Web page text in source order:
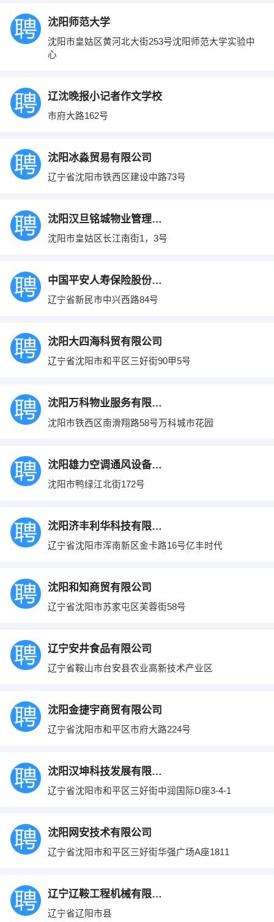
沈阳师范大学
沈阳市皇姑区黄河北大街253号沈阳师范大学实验中
心
辽沈晚报小记者作文学校
市府大路162号
沈阳冰淼贸易有限公司
辽宁省沈阳市铁西区建设中路73号
沈阳汉旦铭城物业管理有限公司
沈阳市皇姑区长江南街1，3号
中国平安人寿保险股份有限公司
辽宁省新民市中兴西路84号
沈阳大四海科贸有限公司
辽宁省沈阳市和平区三好街90甲5号
沈阳万科物业服务有限公司
沈阳市铁西区南滑翔路58号万科城市花园
沈阳雄力空调通风设备公司
沈阳市鸭绿江北街172号
沈阳济丰利华科技有限公司
辽宁省沈阳市浑南新区金卡路16号亿丰时代
沈阳和知商贸有限公司
辽宁省沈阳市苏家屯区芙蓉街58号
辽宁安井食品有限公司
辽宁省鞍山市台安县农业高新技术产业区
沈阳金捷宇商贸有限公司
辽宁省沈阳市和平区市府大路224号
沈阳汉坤科技发展有限公司
辽宁省沈阳市和平区三好街中润国际D座3-4-1
沈阳网安技术有限公司
辽宁省沈阳市和平区三好街华强广场A座1811
辽宁辽鞍工程机械有限公司
辽宁省辽阳市县